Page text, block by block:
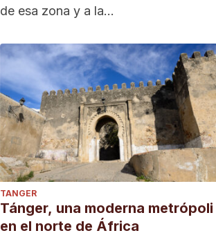
de esa zona y a la...
TANGER
Tánger, una moderna metrópoli
en el norte de África